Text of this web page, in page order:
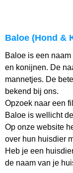
Baloe (Hond &
Baloe is een
en konijnen. De
mannetjes. De
bekend bij ons.
Opzoek naar een
Baloe is wellicht
Op onze website
over hun huisdier
Heb je een
de naam van je